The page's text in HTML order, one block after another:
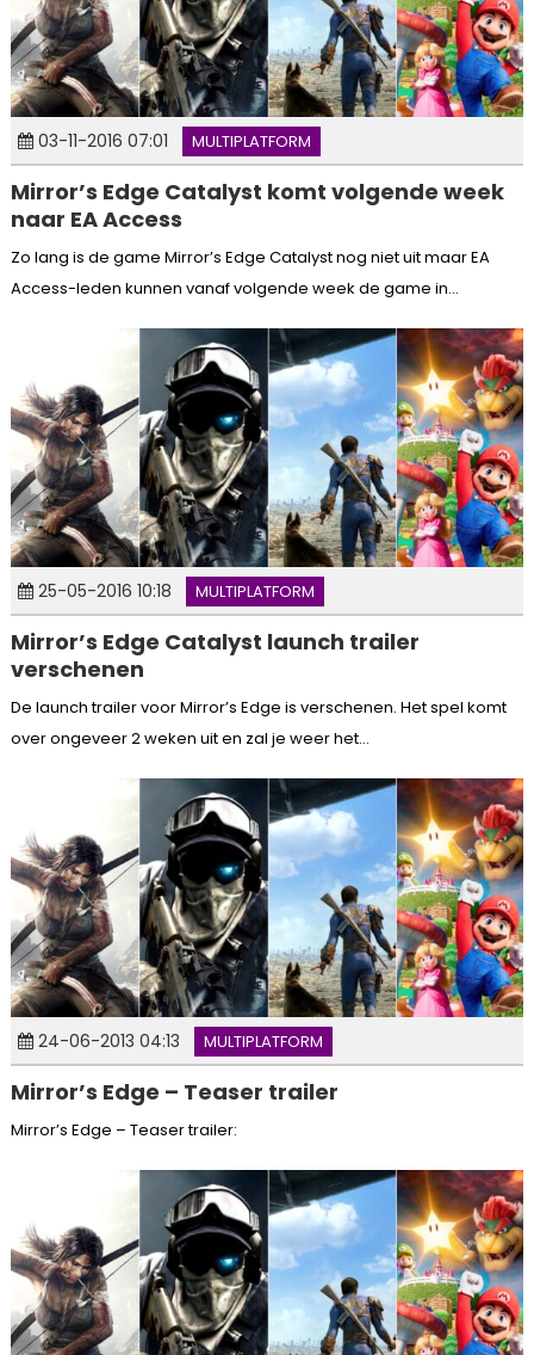
03-11-2016 07:01 MULTIPLATFORM
Mirror’s Edge Catalyst komt volgende week
naar EA Access
Zo lang is de game Mirror’s Edge Catalyst nog niet uit maar EA
Access-leden kunnen vanaf volgende week de game in...
25-05-2016 10:18 MULTIPLATFORM
Mirror’s Edge Catalyst launch trailer
verschenen
De launch trailer voor Mirror’s Edge is verschenen. Het spel komt
over ongeveer 2 weken uit en zal je weer het...
24-06-2013 04:13 MULTIPLATFORM
Mirror’s Edge – Teaser trailer
Mirror’s Edge – Teaser trailer: